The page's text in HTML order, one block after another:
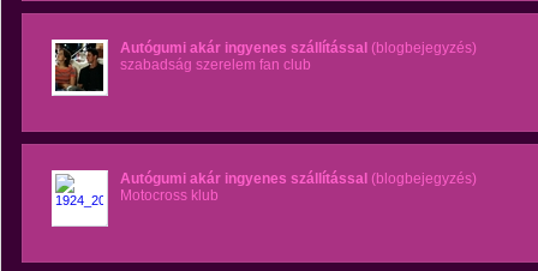
Autógumi akár ingyenes szállítással (blogbejegyzés)
szabadság szerelem fan club
Autógumi akár ingyenes szállítással (blogbejegyzés)
Motocross klub